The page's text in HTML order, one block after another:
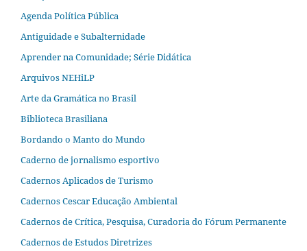
Agenda Política Pública
Antiguidade e Subalternidade
Aprender na Comunidade; Série Didática
Arquivos NEHiLP
Arte da Gramática no Brasil
Biblioteca Brasiliana
Bordando o Manto do Mundo
Caderno de jornalismo esportivo
Cadernos Aplicados de Turismo
Cadernos Cescar Educação Ambiental
Cadernos de Crítica, Pesquisa, Curadoria do Fórum Permanente
Cadernos de Estudos Diretrizes